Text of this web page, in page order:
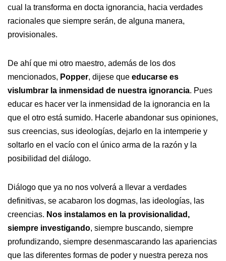
cual la transforma en docta ignorancia, hacia verdades
racionales que siempre serán, de alguna manera,
provisionales.
De ahí que mi otro maestro, además de los dos
mencionados, Popper, dijese que educarse es
vislumbrar la inmensidad de nuestra ignorancia. Pues
educar es hacer ver la inmensidad de la ignorancia en la
que el otro está sumido. Hacerle abandonar sus opiniones,
sus creencias, sus ideologías, dejarlo en la intemperie y
soltarlo en el vacío con el único arma de la razón y la
posibilidad del diálogo.
Diálogo que ya no nos volverá a llevar a verdades
definitivas, se acabaron los dogmas, las ideologías, las
creencias. Nos instalamos en la provisionalidad,
siempre investigando, siempre buscando, siempre
profundizando, siempre desenmascarando las apariencias
que las diferentes formas de poder y nuestra pereza nos